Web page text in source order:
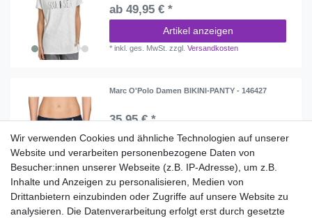
ab 49,95 € *
Artikel anzeigen
*inkl. ges. MwSt. zzgl.Versandkosten
Marc O'Polo Damen BIKINI-PANTY - 146427
35,95 € *
In den Warenkorb
*inkl. ges. MwSt.zzgl.Versandkosten
Wir verwenden Cookies und ähnliche Technologien auf unserer
Website und verarbeiten personenbezogene Daten von
Besucher:innen unserer Webseite (z.B. IP-Adresse), um z.B.
Inhalte und Anzeigen zu personalisieren, Medien von
Drittanbietern einzubinden oder Zugriffe auf unsere Website zu
analysieren. Die Datenverarbeitung erfolgt erst durch gesetzte